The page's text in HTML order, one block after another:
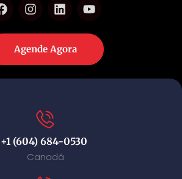
Agende Agora
+1 (604) 684-0530
Canadá